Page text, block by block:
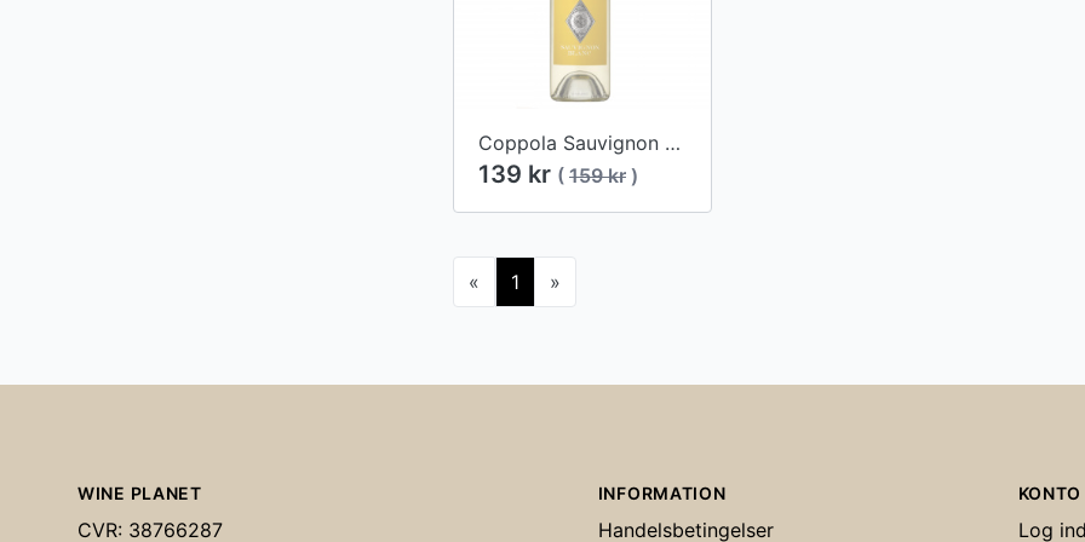
Coppola Sauvignon Blanc 2018
139 kr ( 159 kr)
« 1 »
WINE PLANET
CVR: 38766287
INFORMATION
Handelsbetingelser
KONTO
Log